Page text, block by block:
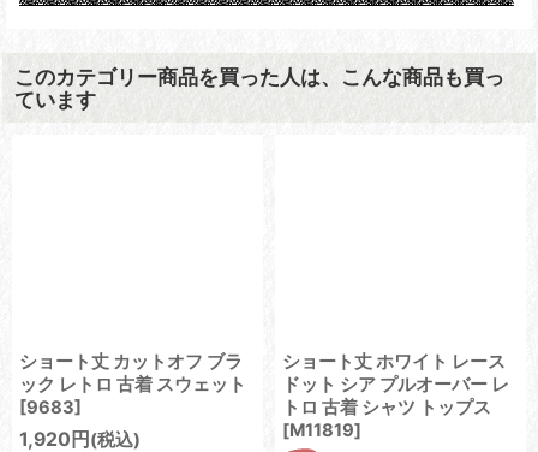
このカテゴリー商品を買った人は、こんな商品も買っ
ています
ショート丈 カットオフ ブラ
ック レトロ 古着 スウェット
[9683]
1,920 円 (税込)
ショート丈 ホワイト レース
ドット シア プルオーバー レ
トロ 古着 シャツ トップス
[M11819]